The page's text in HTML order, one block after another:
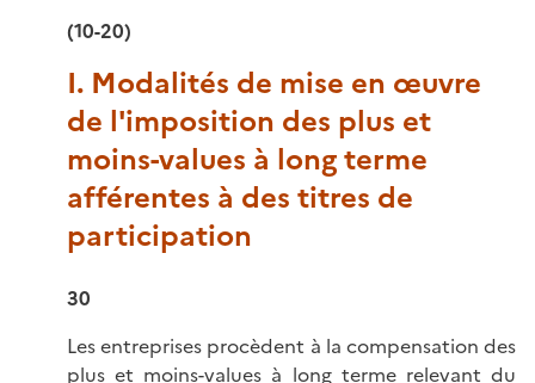
(10-20)
I. Modalités de mise en œuvre
de l'imposition des plus et
moins-values à long terme
afférentes à des titres de
participation
30
Les entreprises procèdent à la compensation des
plus et moins-values à long terme relevant du